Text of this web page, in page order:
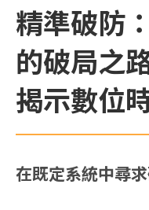
精準破防
的破局之
揭示數位
在既定系統中尋